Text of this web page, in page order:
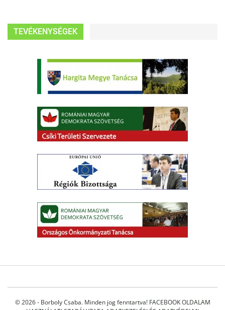
TEVÉKENYSÉGEK
© 2026 - Borboly Csaba. Minden jog fenntartva! FACEBOOK OLDALAM